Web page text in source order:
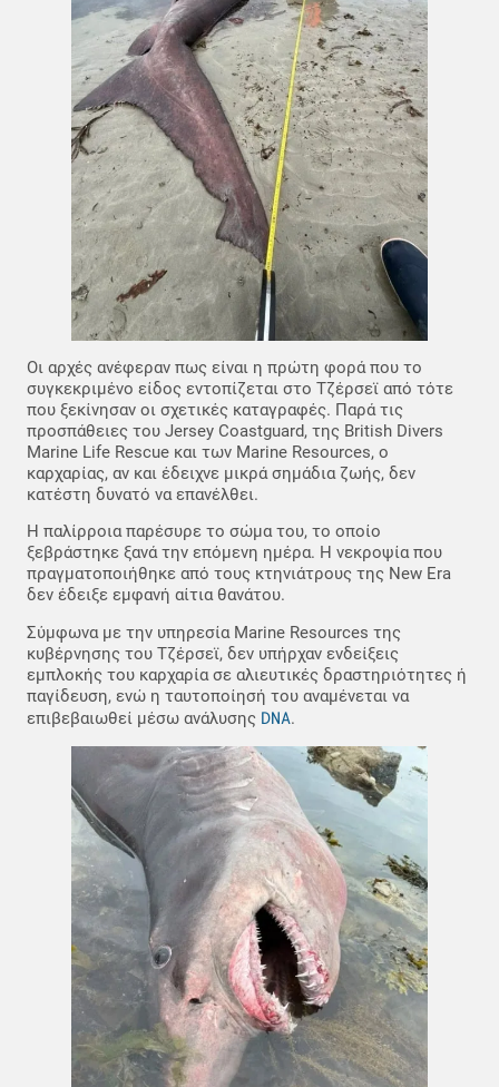
Οι αρχές ανέφεραν πως είναι η πρώτη φορά που το
συγκεκριμένο είδος εντοπίζεται στο Τζέρσεϊ από τότε
που ξεκίνησαν οι σχετικές καταγραφές. Παρά τις
προσπάθειες του Jersey Coastguard, της British Divers
Marine Life Rescue και των Marine Resources, ο
καρχαρίας, αν και έδειχνε μικρά σημάδια ζωής, δεν
κατέστη δυνατό να επανέλθει.
Η παλίρροια παρέσυρε το σώμα του, το οποίο
ξεβράστηκε ξανά την επόμενη ημέρα. Η νεκροψία που
πραγματοποιήθηκε από τους κτηνιάτρους της New Era
δεν έδειξε εμφανή αίτια θανάτου.
Σύμφωνα με την υπηρεσία Marine Resources της
κυβέρνησης του Τζέρσεϊ, δεν υπήρχαν ενδείξεις
εμπλοκής του καρχαρία σε αλιευτικές δραστηριότητες ή
παγίδευση, ενώ η ταυτοποίησή του αναμένεται να
επιβεβαιωθεί μέσω ανάλυσης DNA.